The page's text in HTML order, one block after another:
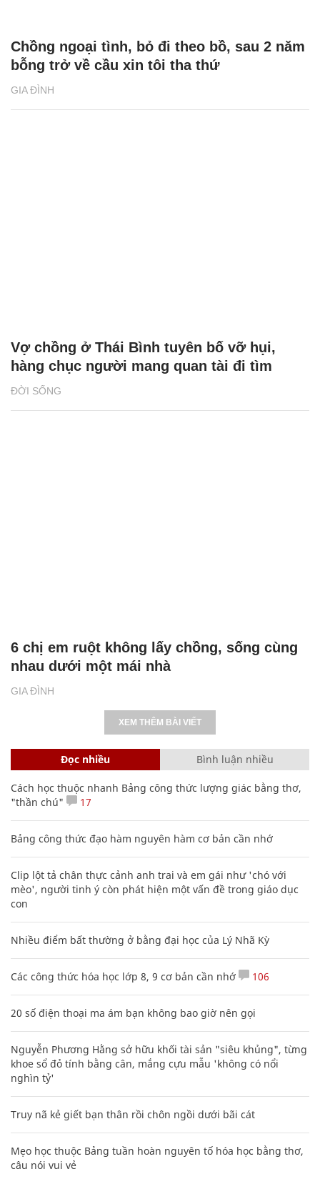
GIA ĐÌNH
Chồng ngoại tình, bỏ đi theo bồ, sau 2 năm
bỗng trở về cầu xin tôi tha thứ
ĐỜI SỐNG
Vợ chồng ở Thái Bình tuyên bố vỡ hụi,
hàng chục người mang quan tài đi tìm
GIA ĐÌNH
6 chị em ruột không lấy chồng, sống cùng
nhau dưới một mái nhà
XEM THÊM BÀI VIẾT
Đọc nhiều Bình luận nhiều
Cách học thuộc nhanh Bảng công thức lượng giác bằng thơ,
"thần chú"
17
Bảng công thức đạo hàm nguyên hàm cơ bản cần nhớ
Clip lột tả chân thực cảnh anh trai và em gái như 'chó với
mèo', người tinh ý còn phát hiện một vấn đề trong giáo dục
con
Nhiều điểm bất thường ở bằng đại học của Lý Nhã Kỳ
Các công thức hóa học lớp 8, 9 cơ bản cần nhớ 106
20 số điện thoại ma ám bạn không bao giờ nên gọi
Nguyễn Phương Hằng sở hữu khối tài sản "siêu khủng", từng
khoe sổ đỏ tính bằng cân, mắng cựu mẫu 'không có nổi
nghìn tỷ'
Truy nã kẻ giết bạn thân rồi chôn ngồi dưới bãi cát
Mẹo học thuộc Bảng tuần hoàn nguyên tố hóa học bằng thơ,
câu nói vui vẻ